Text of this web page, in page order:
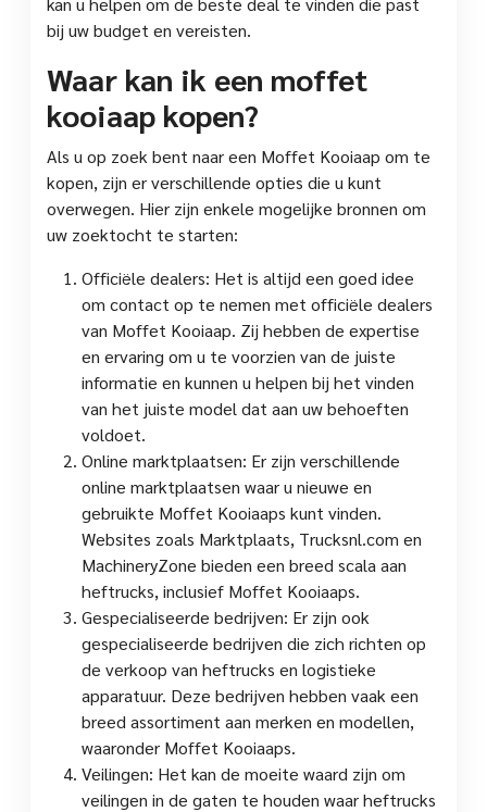
bij uw budget en vereisten.
Waar kan ik een moffet
kooiaap kopen?
Als u op zoek bent naar een Moffet Kooiaap om te
kopen, zijn er verschillende opties die u kunt
overwegen. Hier zijn enkele mogelijke bronnen om
uw zoektocht te starten:
Officiële dealers: Het is altijd een goed idee
om contact op te nemen met officiële dealers
van Moffet Kooiaap. Zij hebben de expertise
en ervaring om u te voorzien van de juiste
informatie en kunnen u helpen bij het vinden
van het juiste model dat aan uw behoeften
voldoet.
Online marktplaatsen: Er zijn verschillende
online marktplaatsen waar u nieuwe en
gebruikte Moffet Kooiaaps kunt vinden.
Websites zoals Marktplaats, Trucksnl.com en
MachineryZone bieden een breed scala aan
heftrucks, inclusief Moffet Kooiaaps.
Gespecialiseerde bedrijven: Er zijn ook
gespecialiseerde bedrijven die zich richten op
de verkoop van heftrucks en logistieke
apparatuur. Deze bedrijven hebben vaak een
breed assortiment aan merken en modellen,
waaronder Moffet Kooiaaps.
Veilingen: Het kan de moeite waard zijn om
veilingen in de gaten te houden waar heftrucks